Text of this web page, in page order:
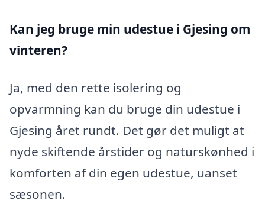
Kan jeg bruge min udestue i Gjesing om
vinteren?
Ja, med den rette isolering og
opvarmning kan du bruge din udestue i
Gjesing året rundt. Det gør det muligt at
nyde skiftende årstider og naturskønhed i
komforten af din egen udestue, uanset
sæsonen.